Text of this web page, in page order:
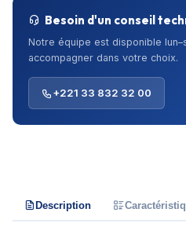
Besoin d'un conseil
Notre équipe est disponible
accompagner dans votre choix.
+221 33 832 32 00
Description